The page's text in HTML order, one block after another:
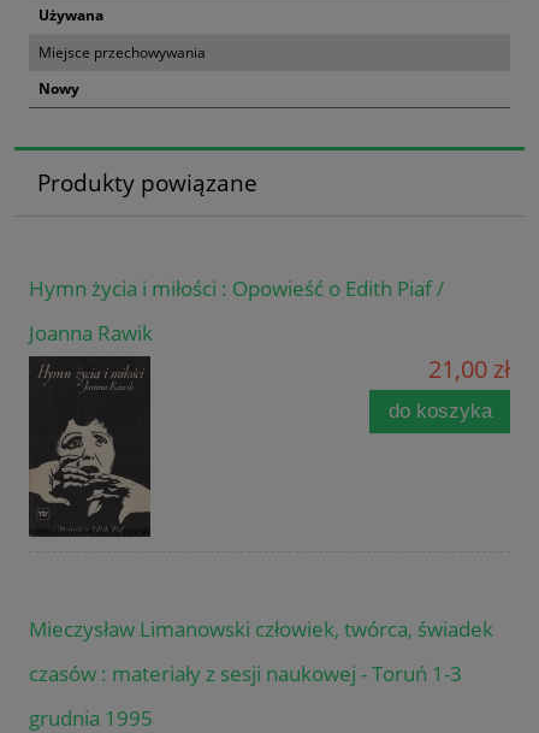
Używana
Miejsce przechowywania
Nowy
Produkty powiązane
Hymn życia i miłości : Opowieść o Edith Piaf /
Joanna Rawik
21,00 zł
do koszyka
Mieczysław Limanowski człowiek, twórca, świadek
czasów : materiały z sesji naukowej - Toruń 1-3
grudnia 1995